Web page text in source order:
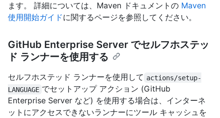
ます。 詳細については、Maven ドキュメントの Maven
使用開始ガイドに関するページを参照してください。
GitHub Enterprise Server でセルフホステッ
ド ランナーを使用する
セルフホステッド ランナーを使用して actions/setup-
LANGUAGE でセットアップ アクション (GitHub
Enterprise Server など) を使用する場合は、インターネ
ットにアクセスできないランナーにツール キャッシュを